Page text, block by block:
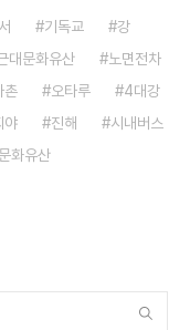
기독교
강
대문화유산
노면전차
촌 오타루
4대강
야 진해
시내버스
문화유산